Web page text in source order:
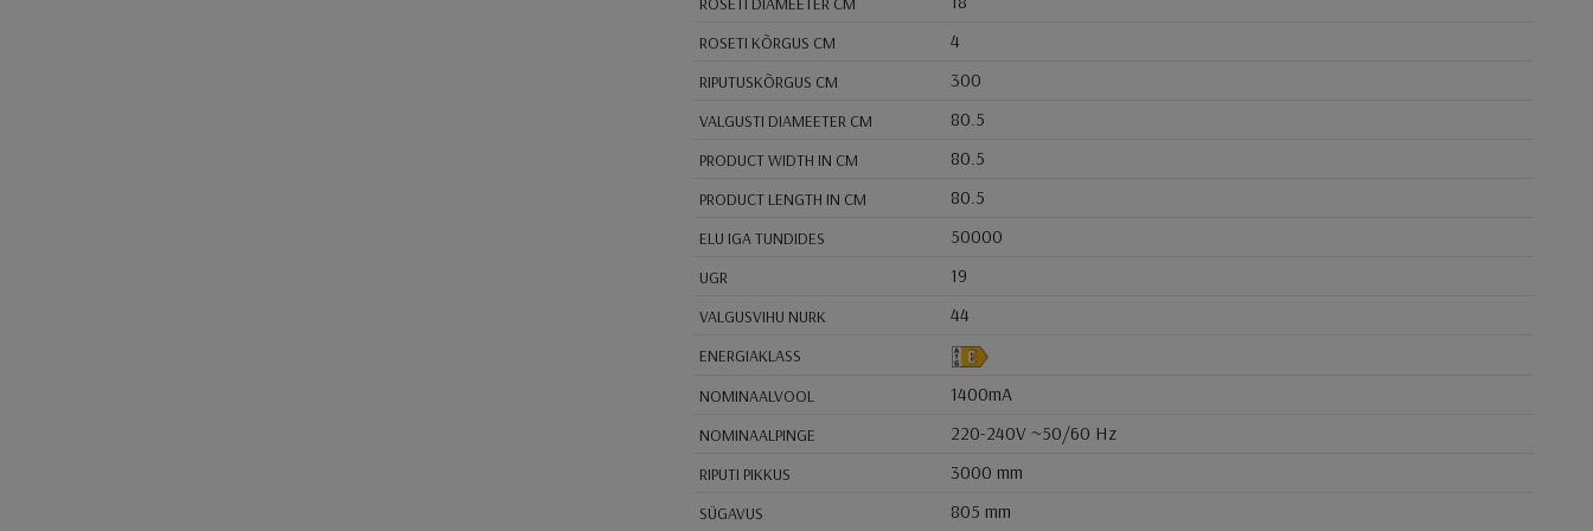
ROSETI KÕRGUS CM 4
RIPUTUSKÕRGUS CM 300
VALGUSTI DIAMEETER CM 80.5
PRODUCT WIDTH IN CM 80.5
PRODUCT LENGTH IN CM 80.5
ELU IGA TUNDIDES 50000
UGR 19
VALGUSVIHU NURK 44
ENERGIAKLASS
NOMINAALVOOL
1400mA
NOMINAALPINGE 220-240V ~50/60 Hz
RIPUTI PIKKUS 3000 mm
SÜGAVUS 805 mm